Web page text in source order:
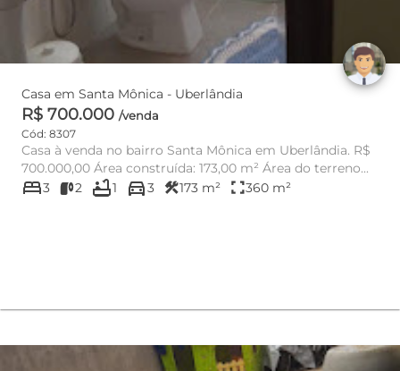
Casa em Santa Mônica - Uberlândia
R$ 700.000 /venda
Cód: 8307
Casa à venda no bairro Santa Mônica em Uberlândia. R$
700.000,00 Área construída: 173,00 m² Área do terreno...
bed3 2 bathtub1 directions_car3 construction173 m² fullscreen360 m²